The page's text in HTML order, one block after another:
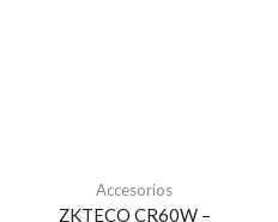
Accesorios
ZKTECO CR60W –